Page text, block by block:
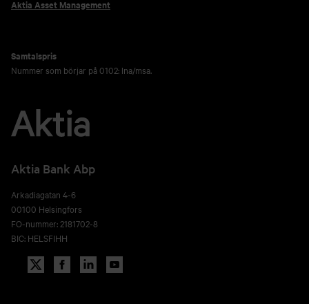
Aktia Asset Management
Samtalspris
Nummer som börjar på 0102: lna/msa.
Aktia Bank Abp
Arkadiagatan 4-6
00100 Helsingfors
FO-nummer: 2181702-8
BIC: HELSFIHH